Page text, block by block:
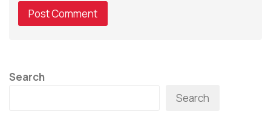
Search
Search